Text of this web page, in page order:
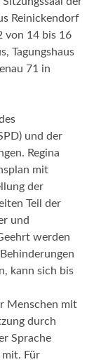
Reinickendorf
von 14 bis 16
Tagungshaus
71 in
und der
Regina
mit
der
Teil der
und
werden
kann sich bis
Menschen mit
durch
Sprache
Für